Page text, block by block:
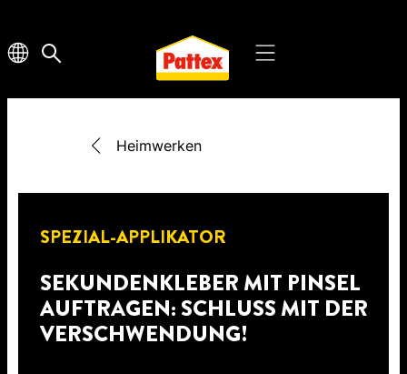
Heimwerken
SPEZIAL-APPLIKATOR
SEKUNDENKLEBER MIT PINSEL
AUFTRAGEN: SCHLUSS MIT DER
VERSCHWENDUNG!